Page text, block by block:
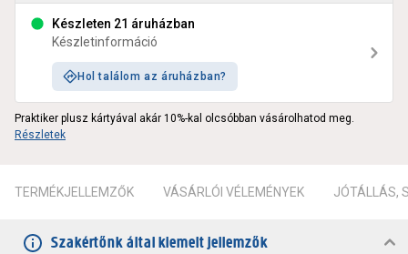
Készleten 21 áruházban
Készletinformáció
Hol találom az áruházban?
Praktiker plusz kártyával akár 10%-kal olcsóbban vásárolhatod meg.
Részletek
TERMÉKJELLEMZŐK VÁSÁRLÓI VÉLEMÉNYEK JÓTÁLLÁS,
Szakértőnk által kiemelt jellemzők